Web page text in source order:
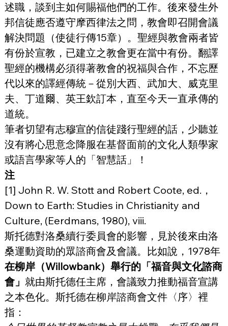
述職，談到主如何賜福他們的工作。後來發生外
邦信徒應否遵守摩西律法之問，教會即召開會議
解決問題（使徒行傳15章）。聖經與教會兩者皆
有份於宣教，已建立之教會更在當中有份。翻譯
聖經的機構必須得著教會的祝福與合作，不忘歷
代以來的譯經傳統－從別大西、武加大、威克里
夫、丁道爾、英王欽訂本，直至今天一直承傳的
道統。
筆者切望有志穆宣的信徒踐行聖經的話，少聽並
沒有將心思意念降服在基督面前的文化人類學家
或語言學家等人的「智慧話」！
注
[1] John R. W. Stott and Robert Coote, ed.，
Down to Earth: Studies in Christianity and
Culture, (Eerdmans, 1980), viii.
斯托德對洛桑續行委員會的影響，見於後來由洛
桑運動資助的眾諮商會及會議。比如說，1978年
在柳岸（Willowbank）舉行的「福音與文化諮商
會」 就由斯托德任主席，會議致力推動福音宣講
之本色化。斯托德在柳岸諮商會文件〈序〉裡
指：